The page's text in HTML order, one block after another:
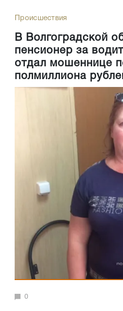
Происшествия
В Волгоградской
пенсионер за
отдал мошеннице
полмиллиона
0